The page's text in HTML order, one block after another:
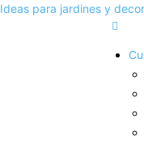
Ideas para jardines y